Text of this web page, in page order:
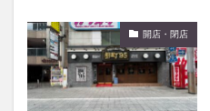
開店・閉店